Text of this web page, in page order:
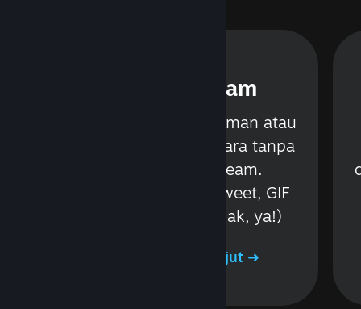
Obrolan Steam
Mengobrol dengan teman atau
grup via teks atau suara tanpa
meninggalkan Steam.
Mendukung video, tweet, GIF
(gunakan secara bijak, ya!)
Pelajari Lebih Lanjut